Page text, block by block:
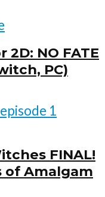
NO FATE
PC)
FINAL!
of Amalgam